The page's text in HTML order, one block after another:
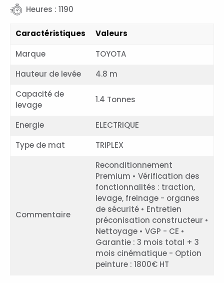
Heures : 1190
Caractéristiques
Valeurs
Marque
TOYOTA
Hauteur de levée
4.8 m
Capacité de
levage
1.4 Tonnes
Energie
ELECTRIQUE
Type de mat
TRIPLEX
Commentaire
Reconditionnement
Premium • Vérification des
fonctionnalités : traction,
levage, freinage - organes
de sécurité • Entretien
préconisation constructeur •
Nettoyage • VGP - CE •
Garantie : 3 mois total + 3
mois cinématique - Option
peinture : 1800€ HT